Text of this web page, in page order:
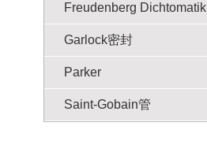
Freudenberg Dichtomatik
Garlock密封
Parker
Saint-Gobain管